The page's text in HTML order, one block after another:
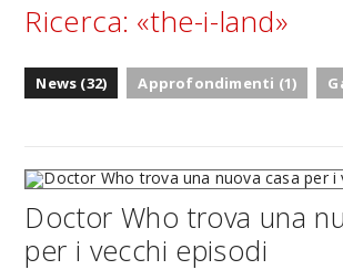
FRANCO RICCIARDIELLO ZENDAYA AVENGERS:
Ricerca: «the-i-land»
News (32) Approfondimenti (1)
Doctor Who trova una
per i vecchi episodi